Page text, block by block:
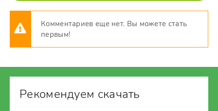
Комментариев еще нет. Вы можете стать
первым!
Рекомендуем скачать